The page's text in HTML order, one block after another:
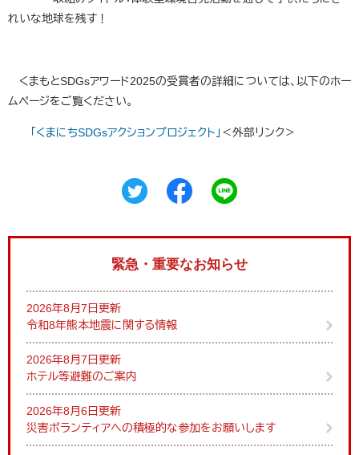
れいな地球を残す！
くまもとSDGsアワード2025の受賞者の詳細については、以下のホー
ムページをご覧ください。
「くまにちSDGsアクションプロジェクト」 ＜外部リンク＞
緊急・重要なお知らせ
2026年8月7日更新
令和8年熊本地震に関する情報
2026年8月7日更新
ホテル等避難のご案内
2026年8月6日更新
災害ボランティアへの積極的な参加をお願いします